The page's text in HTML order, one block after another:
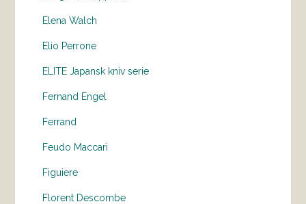
Elena Walch
Elio Perrone
ELITE Japansk kniv serie
Fernand Engel
Ferrand
Feudo Maccari
Figuiere
Florent Descombe